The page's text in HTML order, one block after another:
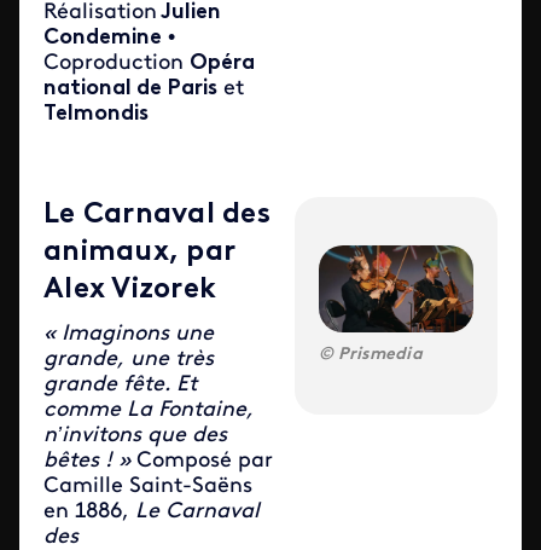
Réalisation Julien
Condemine •
Coproduction Opéra
national de Paris et
Telmondis
Le Carnaval des
animaux, par
Alex Vizorek
« Imaginons une
grande, une très
grande fête. Et
comme La Fontaine,
n’invitons que des
bêtes ! » Composé par
Camille Saint-Saëns
en 1886, Le Carnaval
des
Prismedia